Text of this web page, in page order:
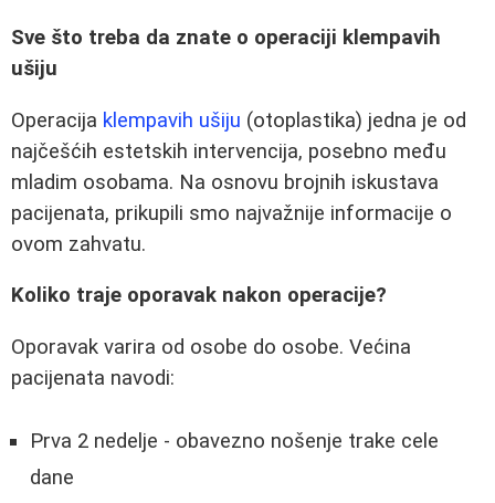
Sve što treba da znate o operaciji klempavih
ušiju
Operacija klempavih ušiju (otoplastika) jedna je od
najčešćih estetskih intervencija, posebno među
mladim osobama. Na osnovu brojnih iskustava
pacijenata, prikupili smo najvažnije informacije o
ovom zahvatu.
Koliko traje oporavak nakon operacije?
Oporavak varira od osobe do osobe. Većina
pacijenata navodi:
Prva 2 nedelje - obavezno nošenje trake cele
dane